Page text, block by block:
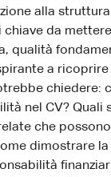
alla
da
qualità
a
chiedere:
nel CV? Quali
che
dimostrare